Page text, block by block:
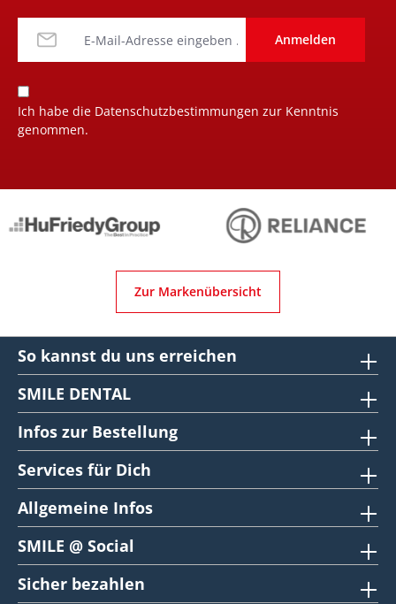
Anmelden
Ich habe die Datenschutzbestimmungen zur Kenntnis
genommen.
Zur Markenübersicht
So kannst du uns erreichen
SMILE DENTAL
Infos zur Bestellung
Services für Dich
Allgemeine Infos
SMILE @ Social
Sicher bezahlen